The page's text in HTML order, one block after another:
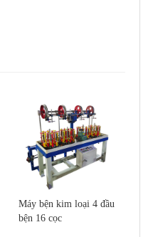
Máy bện kim loại 4 đầu
bện 16 cọc